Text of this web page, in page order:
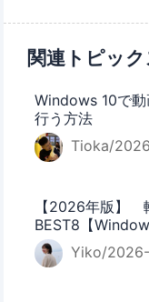
関連トピック
Windows 10で
行う方法
Tioka/
【2026年版】
BEST8【
Yiko/